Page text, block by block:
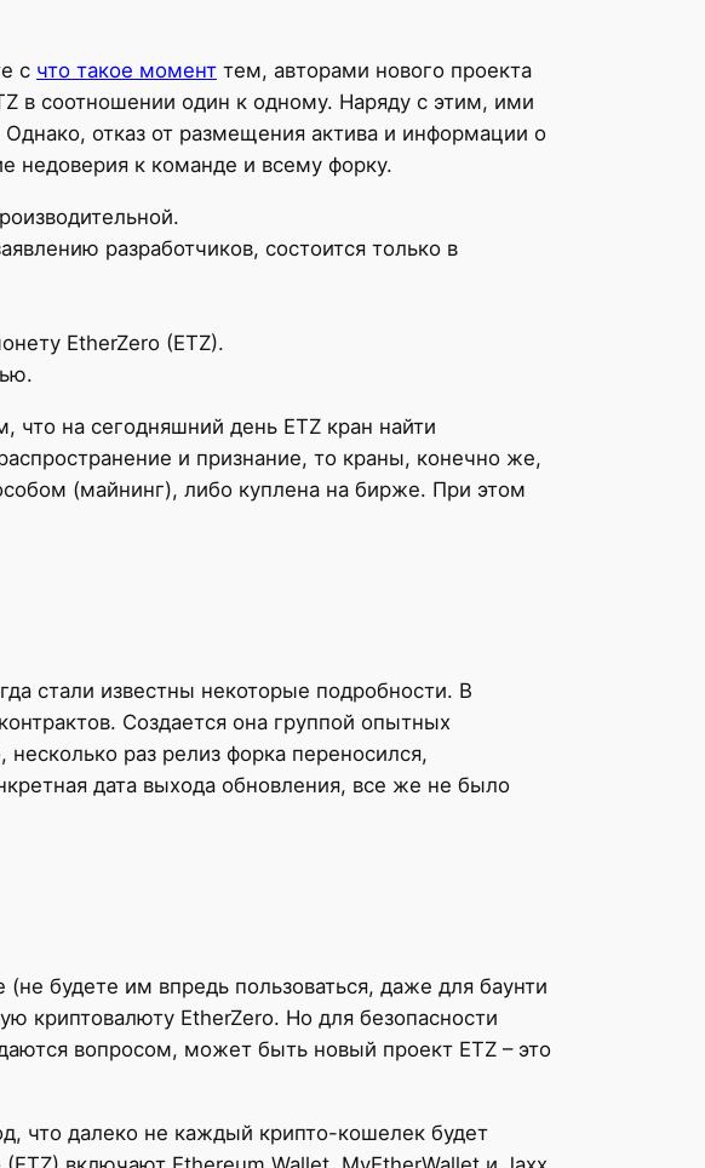
с что такое момент тем, авторами нового проекта
в соотношении один к одному. Наряду с этим, ими
отказ от размещения актива и информации о
недоверия к команде и всему форку.
разработчиков, состоится только в
EtherZero (ETZ).
что на сегодняшний день ETZ кран найти
и признание, то краны, конечно же,
(майнинг), либо куплена на бирже. При этом
стали известны некоторые подробности. В
Создается она группой опытных
раз релиз форка переносился,
дата выхода обновления, все же не было
будете им впредь пользоваться, даже для баунти
криптовалюту EtherZero. Но для безопасности
вопросом, может быть новый проект ETZ – это
что далеко не каждый крипто-кошелек будет